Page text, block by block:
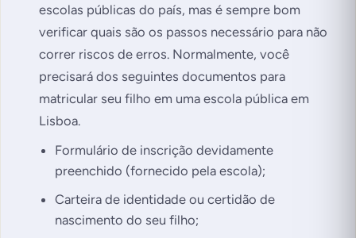
escolas públicas do país, mas é sempre bom
verificar quais são os passos necessário para não
correr riscos de erros. Normalmente, você
precisará dos seguintes documentos para
matricular seu filho em uma escola pública em
Lisboa.
Formulário de inscrição devidamente
preenchido (fornecido pela escola);
Carteira de identidade ou certidão de
nascimento do seu filho;